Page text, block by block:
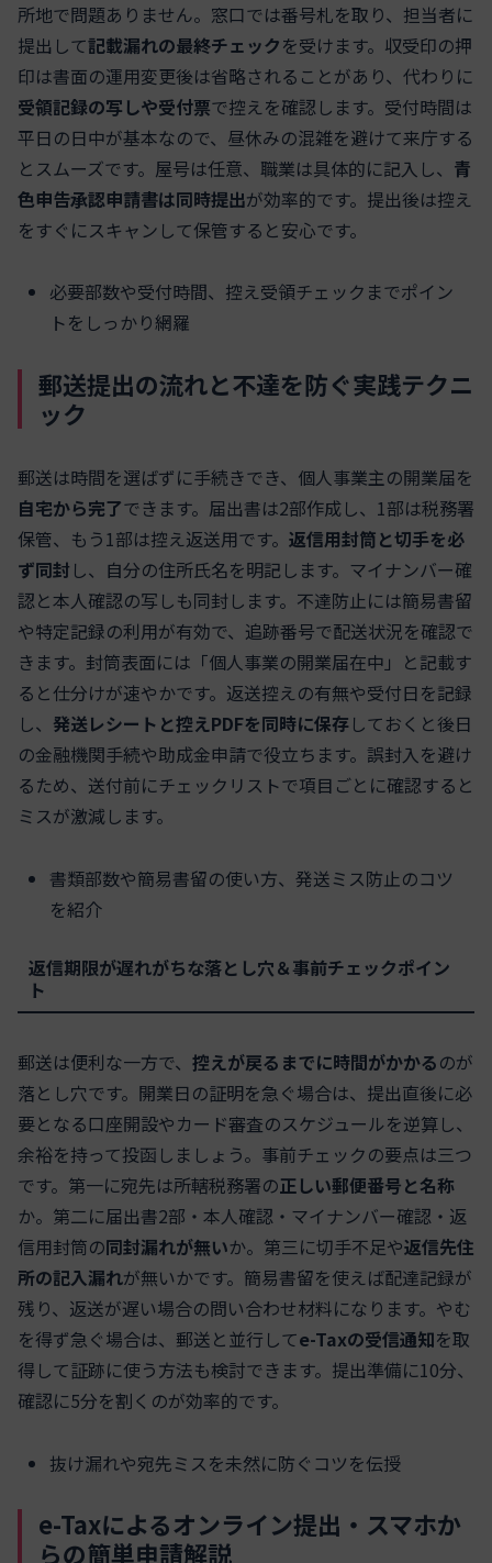
所地で問題ありません。窓口では番号札を取り、担当者に
提出して記載漏れの最終チェックを受けます。収受印の押
印は書面の運用変更後は省略されることがあり、代わりに
受領記録の写しや受付票で控えを確認します。受付時間は
平日の日中が基本なので、昼休みの混雑を避けて来庁する
とスムーズです。屋号は任意、職業は具体的に記入し、 青
色申告承認申請書は同時提出が効率的です。提出後は控え
をすぐにスキャンして保管すると安心です。
必要部数や受付時間、控え受領チェックまでポイン
トをしっかり網羅
郵送提出の流れと不達を防ぐ実践テクニ
ック
郵送は時間を選ばずに手続きでき、個人事業主の開業届を
自宅から完了できます。届出書は2部作成し、1部は税務署
保管、もう1部は控え返送用です。 返信用封筒と切手を必
ず同封 し、自分の住所氏名を明記します。マイナンバー確
認と本人確認の写しも同封します。不達防止には簡易書留
や特定記録の利用が有効で、追跡番号で配送状況を確認で
きます。封筒表面には「個人事業の開業届在中」と記載す
ると仕分けが速やかです。返送控えの有無や受付日を記録
し、 発送レシートと控えPDFを同時に保存しておくと後日
の金融機関手続や助成金申請で役立ちます。誤封入を避け
るため、送付前にチェックリストで項目ごとに確認すると
ミスが激減します。
書類部数や簡易書留の使い方、発送ミス防止のコツ
を紹介
返信期限が遅れがちな落とし穴＆事前チェックポイン
ト
郵送は便利な一方で、 控えが戻るまでに時間がかかるのが
落とし穴です。開業日の証明を急ぐ場合は、提出直後に必
要となる口座開設やカード審査のスケジュールを逆算し、
余裕を持って投函しましょう。事前チェックの要点は三つ
です。第一に宛先は所轄税務署の正しい郵便番号と名称
か。第二に届出書2部・本人確認・マイナンバー確認・返
信用封筒の同封漏れが無いか。第三に切手不足や返信先住
所の記入漏れが無いかです。簡易書留を使えば配達記録が
残り、返送が遅い場合の問い合わせ材料になります。やむ
を得ず急ぐ場合は、郵送と並行してe-Taxの受信通知を取
得して証跡に使う方法も検討できます。提出準備に10分、
確認に5分を割くのが効率的です。
抜け漏れや宛先ミスを未然に防ぐコツを伝授
e-Taxによるオンライン提出・スマホか
らの簡単申請解説